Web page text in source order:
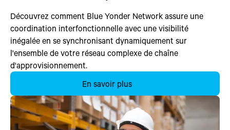
Découvrez comment Blue Yonder Network assure une
coordination interfonctionnelle avec une visibilité
inégalée en se synchronisant dynamiquement sur
l'ensemble de votre réseau complexe de chaîne
d'approvisionnement.
En savoir plus